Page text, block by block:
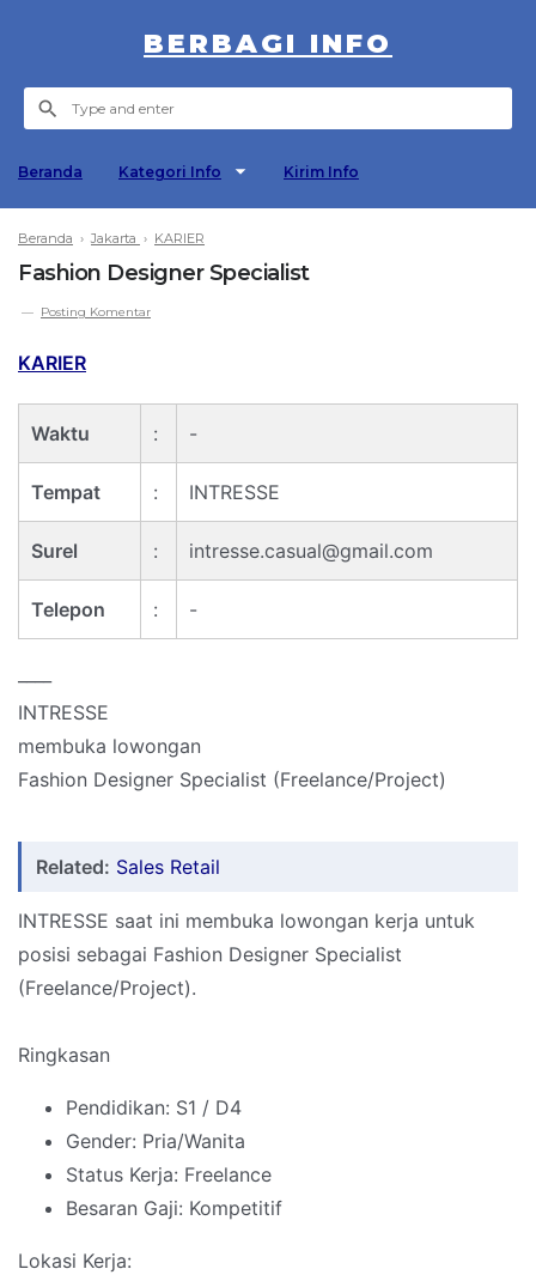
BERBAGI INFO
Beranda Kategori Info Kirim Info
Beranda ›Jakarta › KARIER
Fashion Designer Specialist
Posting Komentar
KARIER
Waktu : -
Tempat : INTRESSE
Surel : intresse.casual@gmail.com
Telepon : -
INTRESSE
membuka lowongan
Fashion Designer Specialist (Freelance/Project)
Related: Sales Retail
INTRESSE saat ini membuka lowongan kerja untuk
posisi sebagai Fashion Designer Specialist
(Freelance/Project).
Ringkasan
Pendidikan: S1 / D4
Gender: Pria/Wanita
Status Kerja: Freelance
Besaran Gaji: Kompetitif
Lokasi Kerja: